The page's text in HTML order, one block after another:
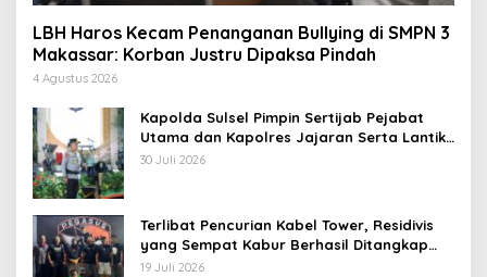
LBH Haros Kecam Penanganan Bullying di SMPN 3
Makassar: Korban Justru Dipaksa Pindah
4 Agustus 2026
Kapolda Sulsel Pimpin Sertijab Pejabat
Utama dan Kapolres Jajaran Serta Lantik
Karolog dan Kapolresta Gowa
30 Juli 2026
Terlibat Pencurian Kabel Tower, Residivis
yang Sempat Kabur Berhasil Ditangkap
Tim Gabungan di Jeneponto
19 Juli 2026